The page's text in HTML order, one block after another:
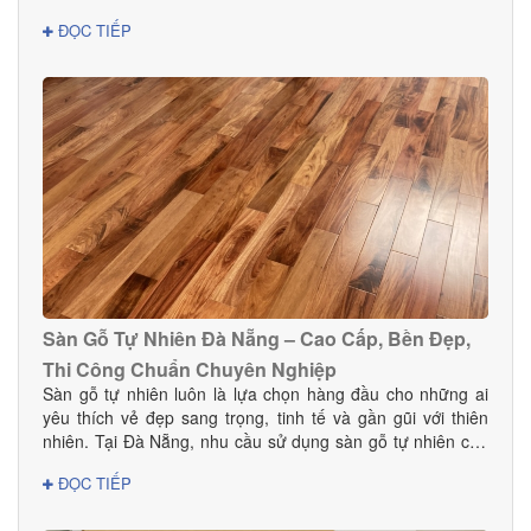
ĐỌC TIẾP
Sàn Gỗ Tự Nhiên Đà Nẵng – Cao Cấp, Bền Đẹp,
Thi Công Chuẩn Chuyên Nghiệp
Sàn gỗ tự nhiên luôn là lựa chọn hàng đầu cho những ai
yêu thích vẻ đẹp sang trọng, tinh tế và gần gũi với thiên
nhiên. Tại Đà Nẵng, nhu cầu sử dụng sàn gỗ tự nhiên cho
mạnh nhờ ưu điểm vượt trội về độ bền và tính thẩm mỹ.
ĐỌC TIẾP